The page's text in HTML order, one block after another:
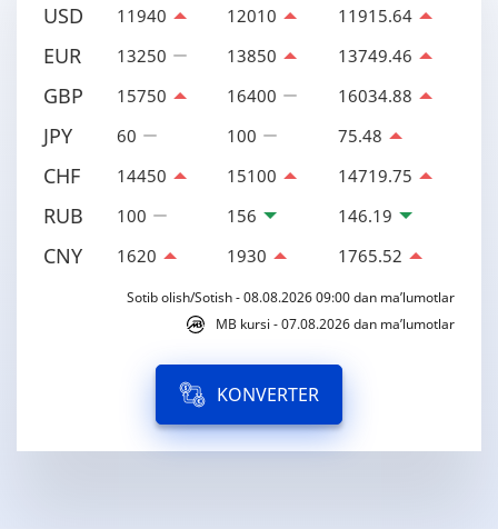
USD 11940 12010 11915.64
EUR 13250 13850 13749.46
GBP 15750 16400 16034.88
JPY 60 100 75.48
CHF 14450 15100 14719.75
RUB 100 156 146.19
CNY 1620 1930 1765.52
Sotib olish/Sotish - 08.08.2026 09:00 dan ma’lumotlar
MB kursi - 07.08.2026 dan ma’lumotlar
KONVERTER